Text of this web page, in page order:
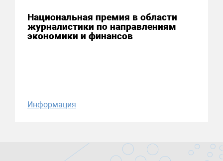
Национальная премия в области
журналистики по направлениям
экономики и финансов
Информация